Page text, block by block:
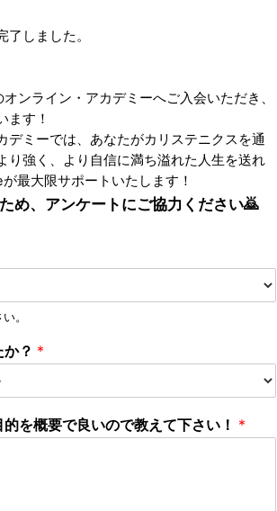
しました。
ンライン・アカデミーへご入会いただき、
ます！
デミーでは、あなたがカリステニクスを通
り強く、より自信に満ち溢れた人生を送れ
最大限サポートいたします！
め、アンケートにご協力ください🙇
。
？ *
を概要で良いので教えて下さい！ *